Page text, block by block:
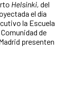
Helsinki, del
el día
la Escuela
de
presenten